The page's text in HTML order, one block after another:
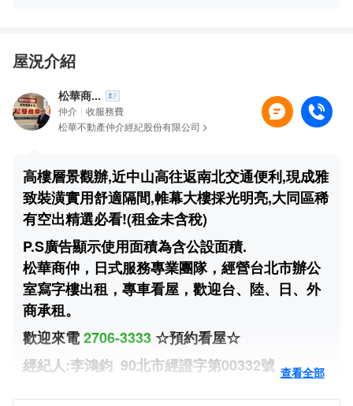
物業公司保全做的怎樣？
屋況介紹
松華商...
仲介
收服務費
松華不動產仲介經紀股份有限公司
高樓層景觀辦,近中山高往返南北交通便利,現成雅
致裝潢實用舒適隔間,帷幕大樓採光明亮,大同區稀
有空出精選必看!(租金未含稅)
P.S廣告顯示使用面積為含公設面積.
松華商仲，日式服務專業團隊，經營台北市辦公
室寫字樓出租，專車看屋，歡迎台、陸、日、外
商承租。
歡迎來電2706-3333☆預約看屋☆
經紀人:李鴻鈞 90北市經證字第00332號 查看全部